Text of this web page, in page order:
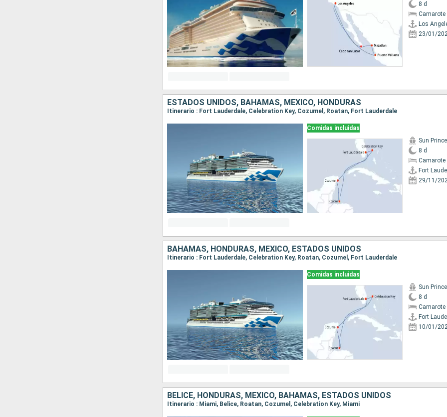
8 d
Los
23/01/
ESTADOS UNIDOS, BAHAMAS, MÉXICO, HONDURAS
Itinerario : Fort Lauderdale, Celebration Key, Cozumel, Roatan, Fort Lauderdale
Comidas incluidas
Sun
8 d
Fort
29/11/
BAHAMAS, HONDURAS, MÉXICO, ESTADOS UNIDOS
Itinerario : Fort Lauderdale, Celebration Key, Roatan, Cozumel, Fort Lauderdale
Comidas incluidas
Sun
8 d
Fort
10/01/
BELICE, HONDURAS, MÉXICO, BAHAMAS, ESTADOS UNIDOS
Itinerario : Miami, Belice, Roatan, Cozumel, Celebration Key, Miami